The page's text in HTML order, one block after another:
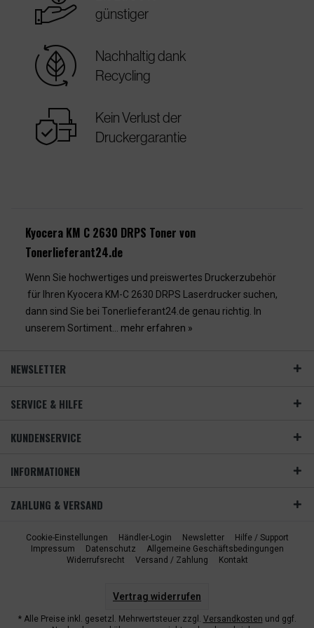
günstiger
sustainable
Nachhaltig dank
Recycling
warranty
Kein Verlust der
Druckergarantie
Kyocera KM C 2630 DRPS Toner von
Tonerlieferant24.de
Wenn Sie hochwertiges und preiswertes Druckerzubehör
für Ihren Kyocera KM-C 2630 DRPS Laserdrucker suchen,
dann sind Sie bei Tonerlieferant24.de genau richtig. In
unserem Sortiment... mehr erfahren »
NEWSLETTER
SERVICE & HILFE
KUNDENSERVICE
INFORMATIONEN
ZAHLUNG & VERSAND
Cookie-Einstellungen Händler-Login Newsletter
Hilfe / Support
Impressum
Datenschutz
Allgemeine Geschäftsbedingungen
Widerrufsrecht
Versand / Zahlung Kontakt
Vertrag widerrufen
* Alle Preise inkl. gesetzl. Mehrwertsteuer zzgl. Versandkosten und ggf.